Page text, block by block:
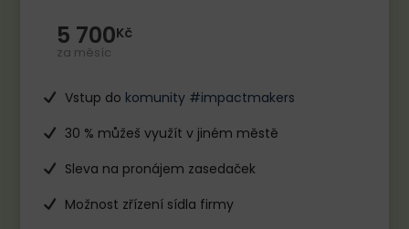
5 700Kč
za měsíc
Vstup do komunity #impactmakers
30 % můžeš využít v jiném městě
Sleva na pronájem zasedaček
Možnost zřízení sídla firmy